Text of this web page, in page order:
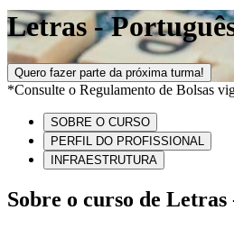
Letras -
Quero fazer parte da próxima turma!
*Consulte o Regulamento de Bolsas
SOBRE O CURSO
PERFIL DO PROFISSIONAL
INFRAESTRUTURA
Sobre o curso de Letras